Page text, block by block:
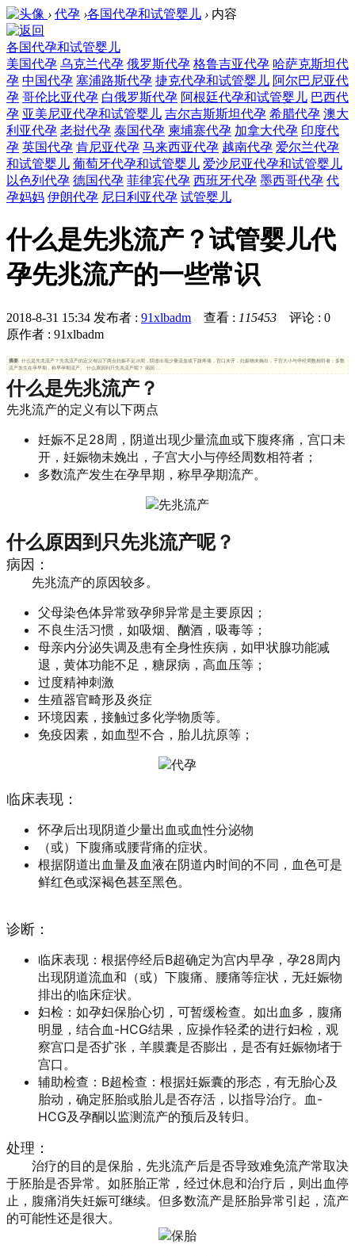
› 代孕 ›各国代孕和试管婴儿 › 内容
各国代孕和试管婴儿
美国代孕 乌克兰代孕 俄罗斯代孕 格鲁吉亚代孕 哈萨克斯坦代
孕 中国代孕 塞浦路斯代孕 捷克代孕和试管婴儿 阿尔巴尼亚代
孕 哥伦比亚代孕 白俄罗斯代孕 阿根廷代孕和试管婴儿 巴西代
孕 亚美尼亚代孕和试管婴儿 吉尔吉斯斯坦代孕 希腊代孕 澳大
利亚代孕 老挝代孕 泰国代孕 柬埔寨代孕 加拿大代孕 印度代
孕 英国代孕 肯尼亚代孕 马来西亚代孕 越南代孕 爱尔兰代孕
和试管婴儿 葡萄牙代孕和试管婴儿 爱沙尼亚代孕和试管婴儿
以色列代孕 德国代孕 菲律宾代孕 西班牙代孕 墨西哥代孕 代
孕妈妈 伊朗代孕 尼日利亚代孕 试管婴儿
什么是先兆流产？试管婴儿代
孕先兆流产的一些常识
2018-8-31 15:34 发布者 : 91xlbadm 查看 : 115453
评论 : 0
原作者 : 91xlbadm
摘要: 什么是先兆流产？先兆流产的定义有以下两点妊娠不足28周，阴道出现少量流血或下腹疼痛，宫口未开，妊娠物未娩出，子宫大小与停经周数相符者；多数
流产发生在孕早期，称早孕期流产。 什么原因到只先兆流产呢？ 病因 ...
什么是先兆流产？
先兆流产的定义有以下两点
妊娠不足28周，阴道出现少量流血或下腹疼痛，宫口未
开，妊娠物未娩出，子宫大小与停经周数相符者；
多数流产发生在孕早期，称早孕期流产。
什么原因到只先兆流产呢？
病因：
先兆流产的原因较多。
父母染色体异常致孕卵异常是主要原因；
不良生活习惯，如吸烟、酗酒，吸毒等；
母亲内分泌失调及患有全身性疾病，如甲状腺功能减
退，黄体功能不足，糖尿病，高血压等；
过度精神刺激
生殖器官畸形及炎症
环境因素，接触过多化学物质等。
免疫因素，如血型不合，胎儿抗原等；
临床表现：
怀孕后出现阴道少量出血或血性分泌物
（或）下腹痛或腰背痛的症状。
根据阴道出血量及血液在阴道内时间的不同，血色可是
鲜红色或深褐色甚至黑色。
诊断：
临床表现：根据停经后B超确定为宫内早孕，孕28周内
出现阴道流血和（或）下腹痛、腰痛等症状，无妊娠物
排出的临床症状。
妇检：如孕妇保胎心切，可暂缓检查。如出血多，腹痛
明显，结合血-HCG结果，应操作轻柔的进行妇检，观
察宫口是否扩张，羊膜囊是否膨出，是否有妊娠物堵于
宫口。
辅助检查：B超检查：根据妊娠囊的形态，有无胎心及
胎动，确定胚胎或胎儿是否存活，以指导治疗。血-
HCG及孕酮以监测流产的预后及转归。
处理：
治疗的目的是保胎，先兆流产后是否导致难免流产常取决
于胚胎是否异常。如胚胎正常，经过休息和治疗后，则出血停
止，腹痛消失妊娠可继续。但多数流产是胚胎异常引起，流产
的可能性还是很大。